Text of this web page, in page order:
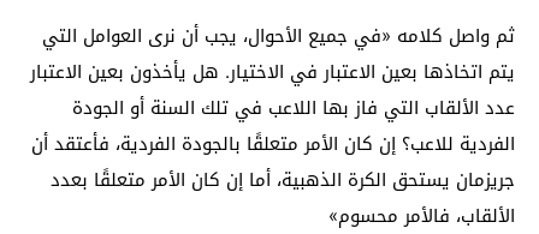
ثم واصل كلامه «في جميع الأحوال، يجب أن نرى العوامل التي
يتم اتخاذها بعين الاعتبار في الاختيار. هل يأخذون بعين الاعتبار
عدد الألقاب التي فاز بها اللاعب في تلك السنة أو الجودة
الفردية للاعب؟ إن كان الأمر متعلقًا بالجودة الفردية، فأعتقد أن
جريزمان يستحق الكرة الذهبية، أما إن كان الأمر متعلقًا بعدد
الألقاب، فالأمر محسوم»